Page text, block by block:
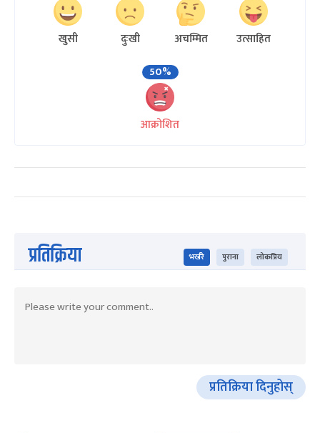
खुसी दुःखी अचम्मित
उत्साहित
50%
आक्रोशित
प्रतिक्रिया भर्खरै पुराना लोकप्रिय
प्रतिक्रिया दिनुहोस्